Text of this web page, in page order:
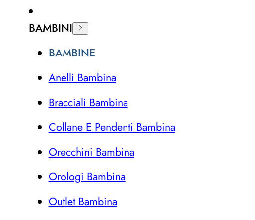
BAMBINI
BAMBINE
Anelli Bambina
Bracciali Bambina
Collane E Pendenti Bambina
Orecchini Bambina
Orologi Bambina
Outlet Bambina